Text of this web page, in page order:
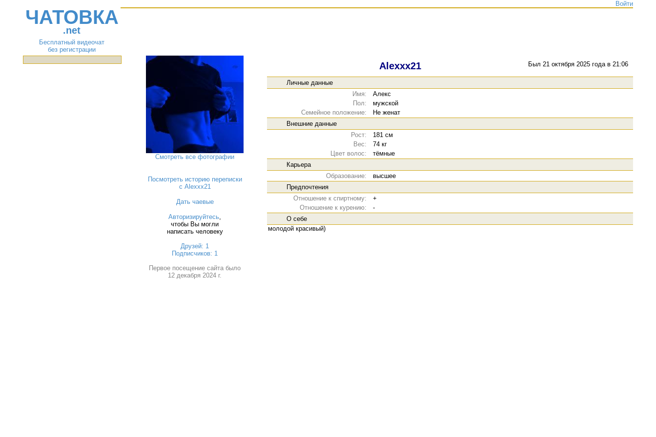
Войти
ЧАТОВКА
.net
Бесплатный видеочат
без регистрации
Смотреть все фотографии
Посмотреть историю переписки
с Alexxx21
Дать чаевые
Авторизируйтесь,
чтобы Вы могли
написать человеку
Друзей: 1
Подписчиков: 1
Первое посещение сайта было
12 декабря 2024 г.
Был 21 октября 2025 года в 21:06
Alexxx21
Личные данные
Имя:
Алекс
Пол:
мужской
Семейное положение:
Не женат
Внешние данные
Рост:
181 см
Вес:
74 кг
Цвет волос:
тёмные
Карьера
Образование:
высшее
Предпочтения
Отношение к спиртному:
+
Отношение к курению:
-
О себе
молодой красивый)